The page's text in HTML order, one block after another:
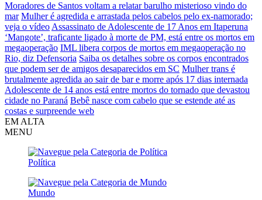
Moradores de Santos voltam a relatar barulho misterioso vindo do
mar Mulher é agredida e arrastada pelos cabelos pelo ex-namorado;
veja o vídeo Assassinato de Adolescente de 17 Anos em Itaperuna
‘Mangote’, traficante ligado à morte de PM, está entre os mortos em
megaoperação IML libera corpos de mortos em megaoperação no
Rio, diz Defensoria Saiba os detalhes sobre os corpos encontrados
que podem ser de amigos desaparecidos em SC Mulher trans é
brutalmente agredida ao sair de bar e morre após 17 dias internada
Adolescente de 14 anos está entre mortos do tornado que devastou
cidade no Paraná Bebê nasce com cabelo que se estende até as
costas e surpreende web
EM ALTA
MENU
Política
Mundo